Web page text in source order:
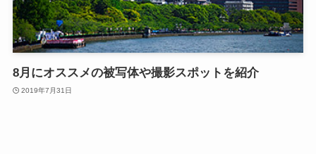
8月にオススメの被写体や撮影スポットを紹介
2019年7月31日